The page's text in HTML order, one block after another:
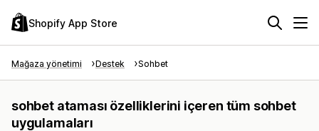
Shopify App Store
Mağaza yönetimi Destek Sohbet
sohbet ataması özelliklerini içeren tüm sohbet
uygulamaları